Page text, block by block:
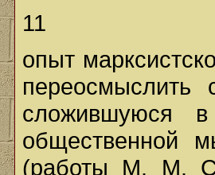
11
опыт
переосмыслить
сложившуюся
общественной
(работы М. М.